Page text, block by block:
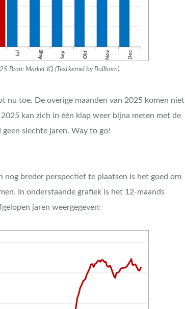
Bron: Market IQ (Textkernel by Bullhorn)
nu toe. De overige maanden van 2025 komen niet
kan zich in één klap weer bijna meten met de
slechte jaren. Way to go!
breder perspectief te plaatsen is het goed om
In onderstaande grafiek is het 12-maands
jaren weergegeven: